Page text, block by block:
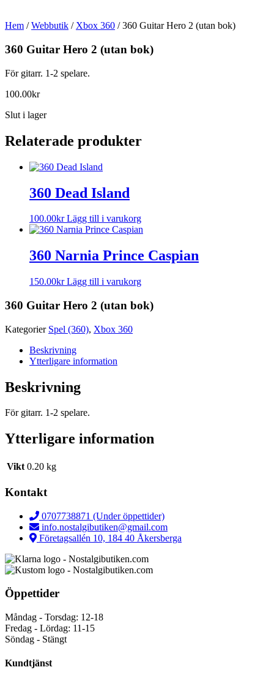
Hem /Webbutik / Xbox 360 / 360 Guitar Hero 2 (utan bok)
360 Guitar Hero 2 (utan bok)
För gitarr. 1-2 spelare.
100.00kr
Slut i lager
Relaterade produkter
360 Dead Island
100.00kr Lägg till i varukorg
360 Narnia Prince Caspian
150.00kr Lägg till i varukorg
360 Guitar Hero 2 (utan bok)
Kategorier Spel (360), Xbox 360
Beskrivning
Ytterligare information
Beskrivning
För gitarr. 1-2 spelare.
Ytterligare information
Vikt 0.20 kg
Kontakt
0707738871 (Under öppettider)
info.nostalgibutiken@gmail.com
Företagsallén 10, 184 40 Åkersberga
Öppettider
Måndag - Torsdag: 12-18
Fredag - Lördag: 11-15
Söndag - Stängt
Kundtjänst